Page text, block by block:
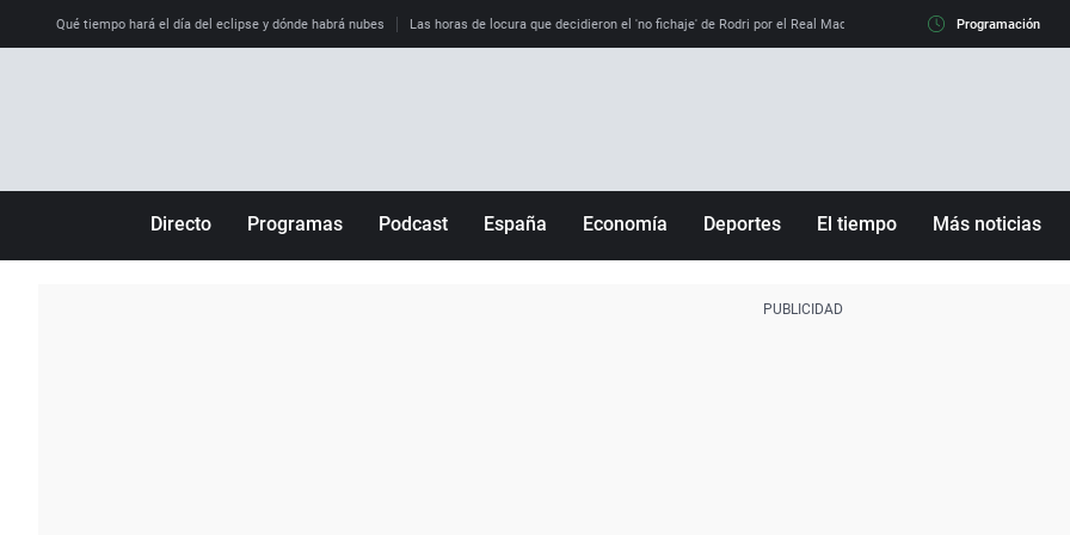
Qué tiempo hará el día del eclipse y dónde habrá nubes Las horas de locura que decidieron el 'no fichaje' de Rodri por el Real Madrid y su 'sí' al Barça La llamada
Programación
Directo Programas Podcast España Economía Deportes El tiempo Más noticias